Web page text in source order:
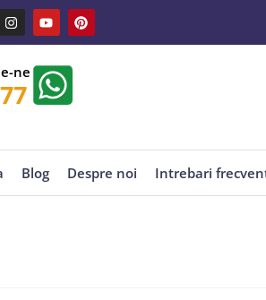
ne
Blog Despre noi Intrebari